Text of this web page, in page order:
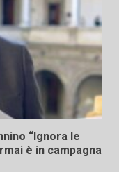
“Ignora le
è in campagna